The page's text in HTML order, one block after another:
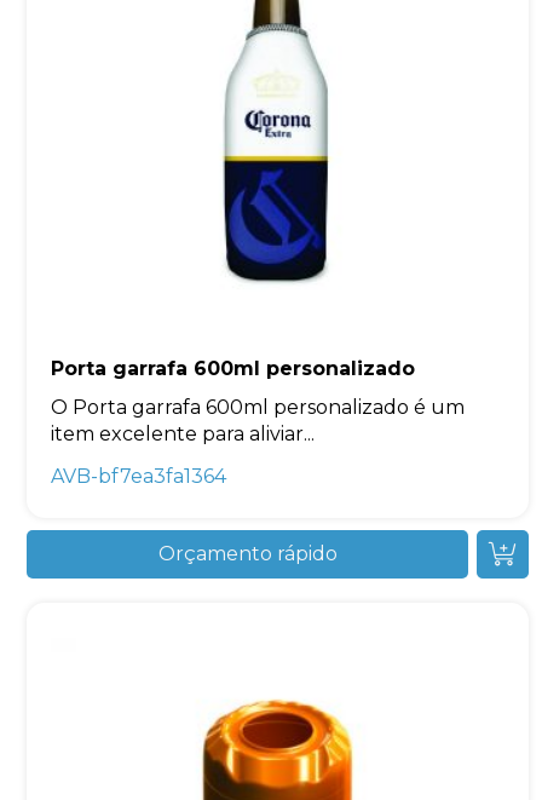
Porta garrafa 600ml personalizado
O Porta garrafa 600ml personalizado é um
item excelente para aliviar...
AVB-bf7ea3fa1364
Orçamento rápido